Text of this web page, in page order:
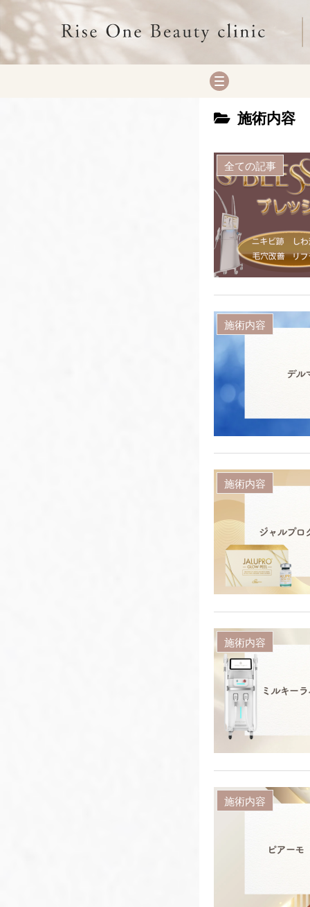
施術内容
全ての記事
施術内容
施術内容
施術内容
施術内容